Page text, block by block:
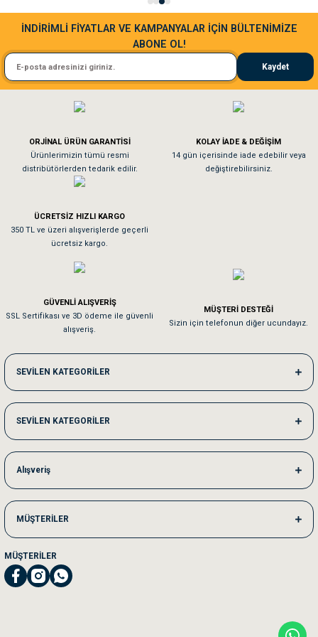
Gönderdurumunda değişimi zamanla
paylaşacağım
İNDİRİMLİ FİYATLAR VE KAMPANYALAR İÇİN BÜLTENİMİZE
ABONE OL!
Kaydet
ORJİNAL ÜRÜN GARANTİSİ
Ürünlerimizin tümü resmi
distribütörlerden tedarik edilir.
KOLAY İADE & DEĞİŞİM
14 gün içerisinde iade edebilir veya
değiştirebilirsiniz.
ÜCRETSİZ HIZLI KARGO
350 TL ve üzeri alışverişlerde geçerli
ücretsiz kargo.
GÜVENLİ ALIŞVERİŞ
SSL Sertifikası ve 3D ödeme ile güvenli
alışveriş.
MÜŞTERİ DESTEĞİ
Sizin için telefonun diğer ucundayız.
SEVİLEN KATEGORİLER
SEVİLEN KATEGORİLER
Alışveriş
MÜŞTERİLER
MÜŞTERİLER